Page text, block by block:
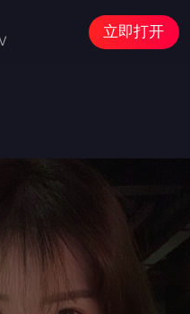
立即打开